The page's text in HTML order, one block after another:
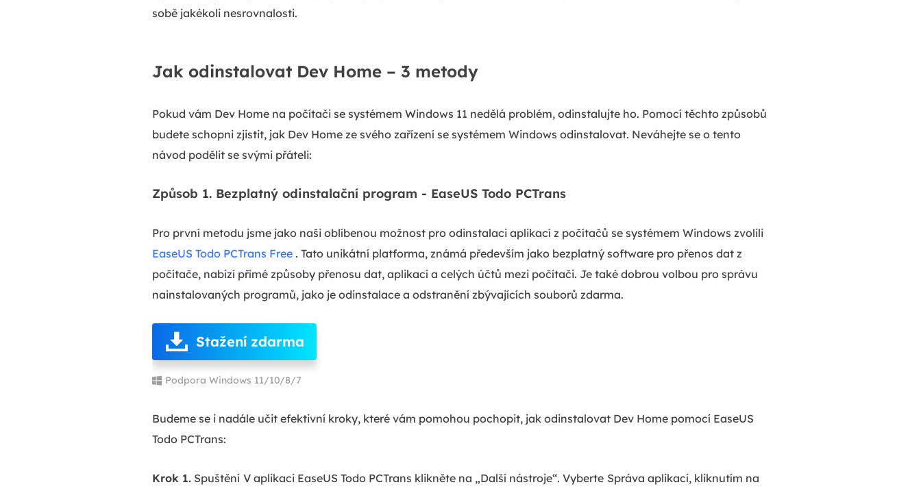
sobě jakékoli nesrovnalosti.
Jak odinstalovat Dev Home – 3 metody
Pokud vám Dev Home na počítači se systémem Windows 11 nedělá problém, odinstalujte ho. Pomocí těchto způsobů
budete schopni zjistit, jak Dev Home ze svého zařízení se systémem Windows odinstalovat. Neváhejte se o tento
návod podělit se svými přáteli:
Způsob 1. Bezplatný odinstalační program - EaseUS Todo PCTrans
Pro první metodu jsme jako naši oblíbenou možnost pro odinstalaci aplikací z počítačů se systémem Windows zvolili
EaseUS Todo PCTrans Free . Tato unikátní platforma, známá především jako bezplatný software pro přenos dat z
počítače, nabízí přímé způsoby přenosu dat, aplikací a celých účtů mezi počítači. Je také dobrou volbou pro správu
nainstalovaných programů, jako je odinstalace a odstranění zbývajících souborů zdarma.
Stažení zdarma
Podpora Windows 11/10/8/7
Budeme se i nadále učit efektivní kroky, které vám pomohou pochopit, jak odinstalovat Dev Home pomocí EaseUS
Todo PCTrans:
Krok 1. Spuštění V aplikaci EaseUS Todo PCTrans klikněte na „Další nástroje“. Vyberte Správa aplikací, kliknutím na